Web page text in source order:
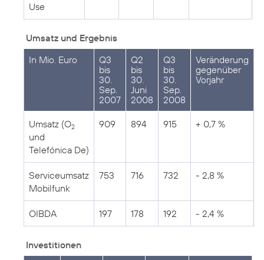
Use
Umsatz und Ergebnis
In Mio. Euro
Q3
bis
30.
Sep.
2007
Q2
bis
30.
Juni
2008
Q3
bis
30.
Sep.
2008
Veränderung
gegenüber
Vorjahr
Umsatz (O2
und
Telefónica De)
909 894 915 + 0,7 %
Serviceumsatz
Mobilfunk
753 716 732 - 2,8 %
OIBDA 197 178 192 - 2,4 %
Investitionen